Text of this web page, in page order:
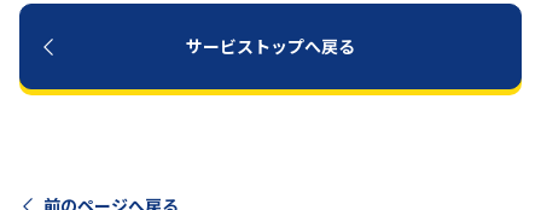
サービストップへ戻る
前のページへ戻る